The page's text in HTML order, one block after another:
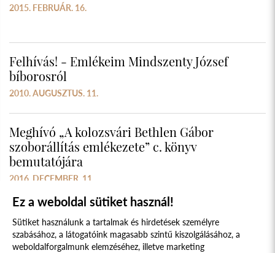
2015. FEBRUÁR. 16.
Felhívás! - Emlékeim Mindszenty József
bíborosról
2010. AUGUSZTUS. 11.
Meghívó „A kolozsvári Bethlen Gábor
szoborállítás emlékezete” c. könyv
bemutatójára
2016. DECEMBER. 11.
Ez a weboldal sütiket használ!
Sütiket használunk a tartalmak és hirdetések személyre
szabásához, a látogatóink magasabb szintű kiszolgálásához, a
weboldalforgalmunk elemzéséhez, illetve marketing